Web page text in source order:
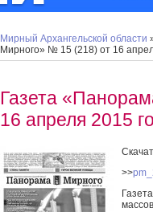
Мирный Архангельской области
Мирного» № 15 (218) от 16
Газета
16 апреля 2015
>>